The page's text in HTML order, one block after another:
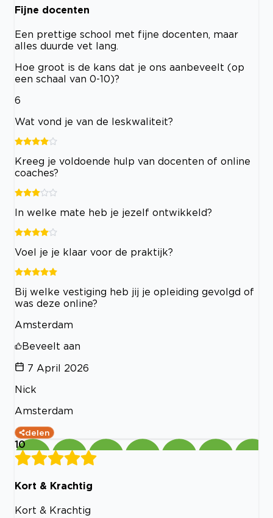
Fijne docenten
Een prettige school met fijne docenten, maar
alles duurde vet lang.
Hoe groot is de kans dat je ons aanbeveelt (op
een schaal van 0-10)?
6
Wat vond je van de leskwaliteit?
Kreeg je voldoende hulp van docenten of online
coaches?
In welke mate heb je jezelf ontwikkeld?
Voel je je klaar voor de praktijk?
Bij welke vestiging heb jij je opleiding gevolgd of
was deze online?
Amsterdam
Beveelt aan
7 April 2026
Nick
Amsterdam
delen
10
Kort & Krachtig
Kort & Krachtig